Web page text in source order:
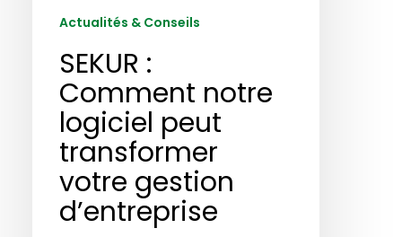
gestion
d’entreprise
Actualités & Conseils
SEKUR :
Comment notre
logiciel peut
transformer
votre gestion
d’entreprise